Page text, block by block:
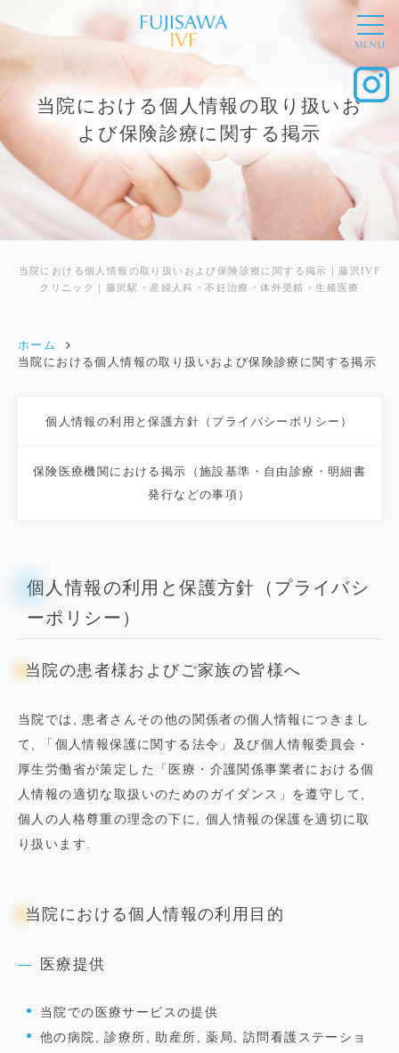
MENU
当院における個人情報の取り扱いお
よび保険診療に関する掲示
当院における個人情報の取り扱いおよび保険診療に関する掲示｜藤沢IVF
クリニック｜藤沢駅・産婦人科・不妊治療・体外受精・生殖医療
ホーム
当院における個人情報の取り扱いおよび保険診療に関する掲示
個人情報の利用と保護方針（プライバシーポリシー）
保険医療機関における掲示（施設基準・自由診療・明細書
発行などの事項）
個人情報の利用と保護方針（プライバシ
ーポリシー）
当院の患者様およびご家族の皆様へ
当院では, 患者さんその他の関係者の個人情報につきまし
て, 「個人情報保護に関する法令」及び個人情報委員会・
厚生労働省が策定した「医療・介護関係事業者における個
人情報の適切な取扱いのためのガイダンス」を遵守して,
個人の人格尊重の理念の下に, 個人情報の保護を適切に取
り扱います.
当院における個人情報の利用目的
医療提供
当院での医療サービスの提供
他の病院, 診療所, 助産所, 薬局, 訪問看護ステーショ